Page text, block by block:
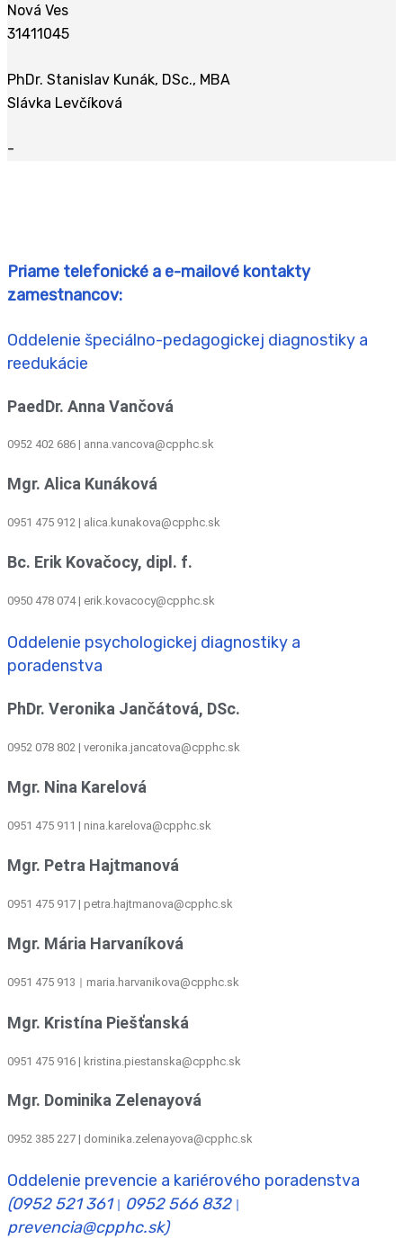
Nová Ves
31411045
PhDr. Stanislav Kunák, DSc., MBA
Slávka Levčíková
-
Priame telefonické a e-mailové kontakty
zamestnancov:
Oddelenie špeciálno-pedagogickej diagnostiky a
reedukácie
PaedDr. Anna Vančová
0952 402 686 | anna.vancova@cpphc.sk
Mgr. Alica Kunáková
0951 475 912 | alica.kunakova@cpphc.sk
Bc. Erik Kovačocy, dipl. f.
0950 478 074 | erik.kovacocy@cpphc.sk
Oddelenie psychologickej diagnostiky a
poradenstva
PhDr. Veronika Jančátová, DSc.
0952 078 802 | veronika.jancatova@cpphc.sk
Mgr. Nina Karelová
0951 475 911 | nina.karelova@cpphc.sk
Mgr. Petra Hajtmanová
0951 475 917 | petra.hajtmanova@cpphc.sk
Mgr. Mária Harvaníková
0951 475 913 maria.harvanikova@cpphc.sk
Mgr. Kristína Piešťanská
0951 475 916 | kristina.piestanska@cpphc.sk
Mgr. Dominika Zelenayová
0952 385 227 | dominika.zelenayova@cpphc.sk
Oddelenie prevencie a kariérového poradenstva
(0952 521 361
0952 566 832
prevencia@cpphc.sk)